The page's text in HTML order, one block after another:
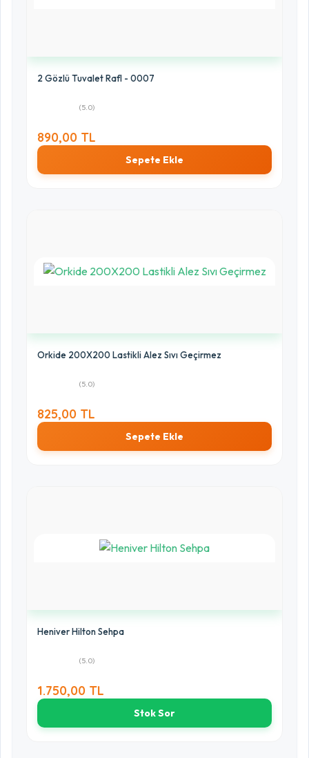
2 Gözlü Tuvalet RafI - 0007
(5.0)
890,00 TL
Sepete Ekle
Orkide 200X200 Lastikli Alez Sıvı Geçirmez
(5.0)
825,00 TL
Sepete Ekle
Heniver Hilton Sehpa
(5.0)
1.750,00 TL
Stok Sor